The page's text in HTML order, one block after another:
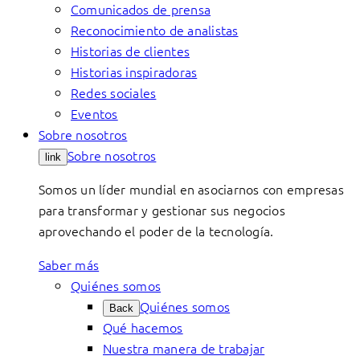
Comunicados de prensa
Reconocimiento de analistas
Historias de clientes
Historias inspiradoras
Redes sociales
Eventos
Sobre nosotros
link Sobre nosotros
Somos un líder mundial en asociarnos con empresas
para transformar y gestionar sus negocios
aprovechando el poder de la tecnología.
Saber más
Quiénes somos
Back Quiénes somos
Qué hacemos
Nuestra manera de trabajar